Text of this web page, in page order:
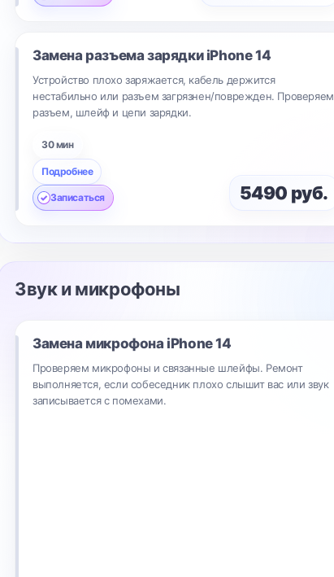
Замена разъема зарядки iPhone 14
Устройство плохо заряжается, кабель держится
нестабильно или разъем загрязнен/поврежден. Проверяем
разъем, шлейф и цепи зарядки.
30 мин
Подробнее
Записаться 5490 руб.
Звук и микрофоны
Замена микрофона iPhone 14
Проверяем микрофоны и связанные шлейфы. Ремонт
выполняется, если собеседник плохо слышит вас или звук
записывается с помехами.